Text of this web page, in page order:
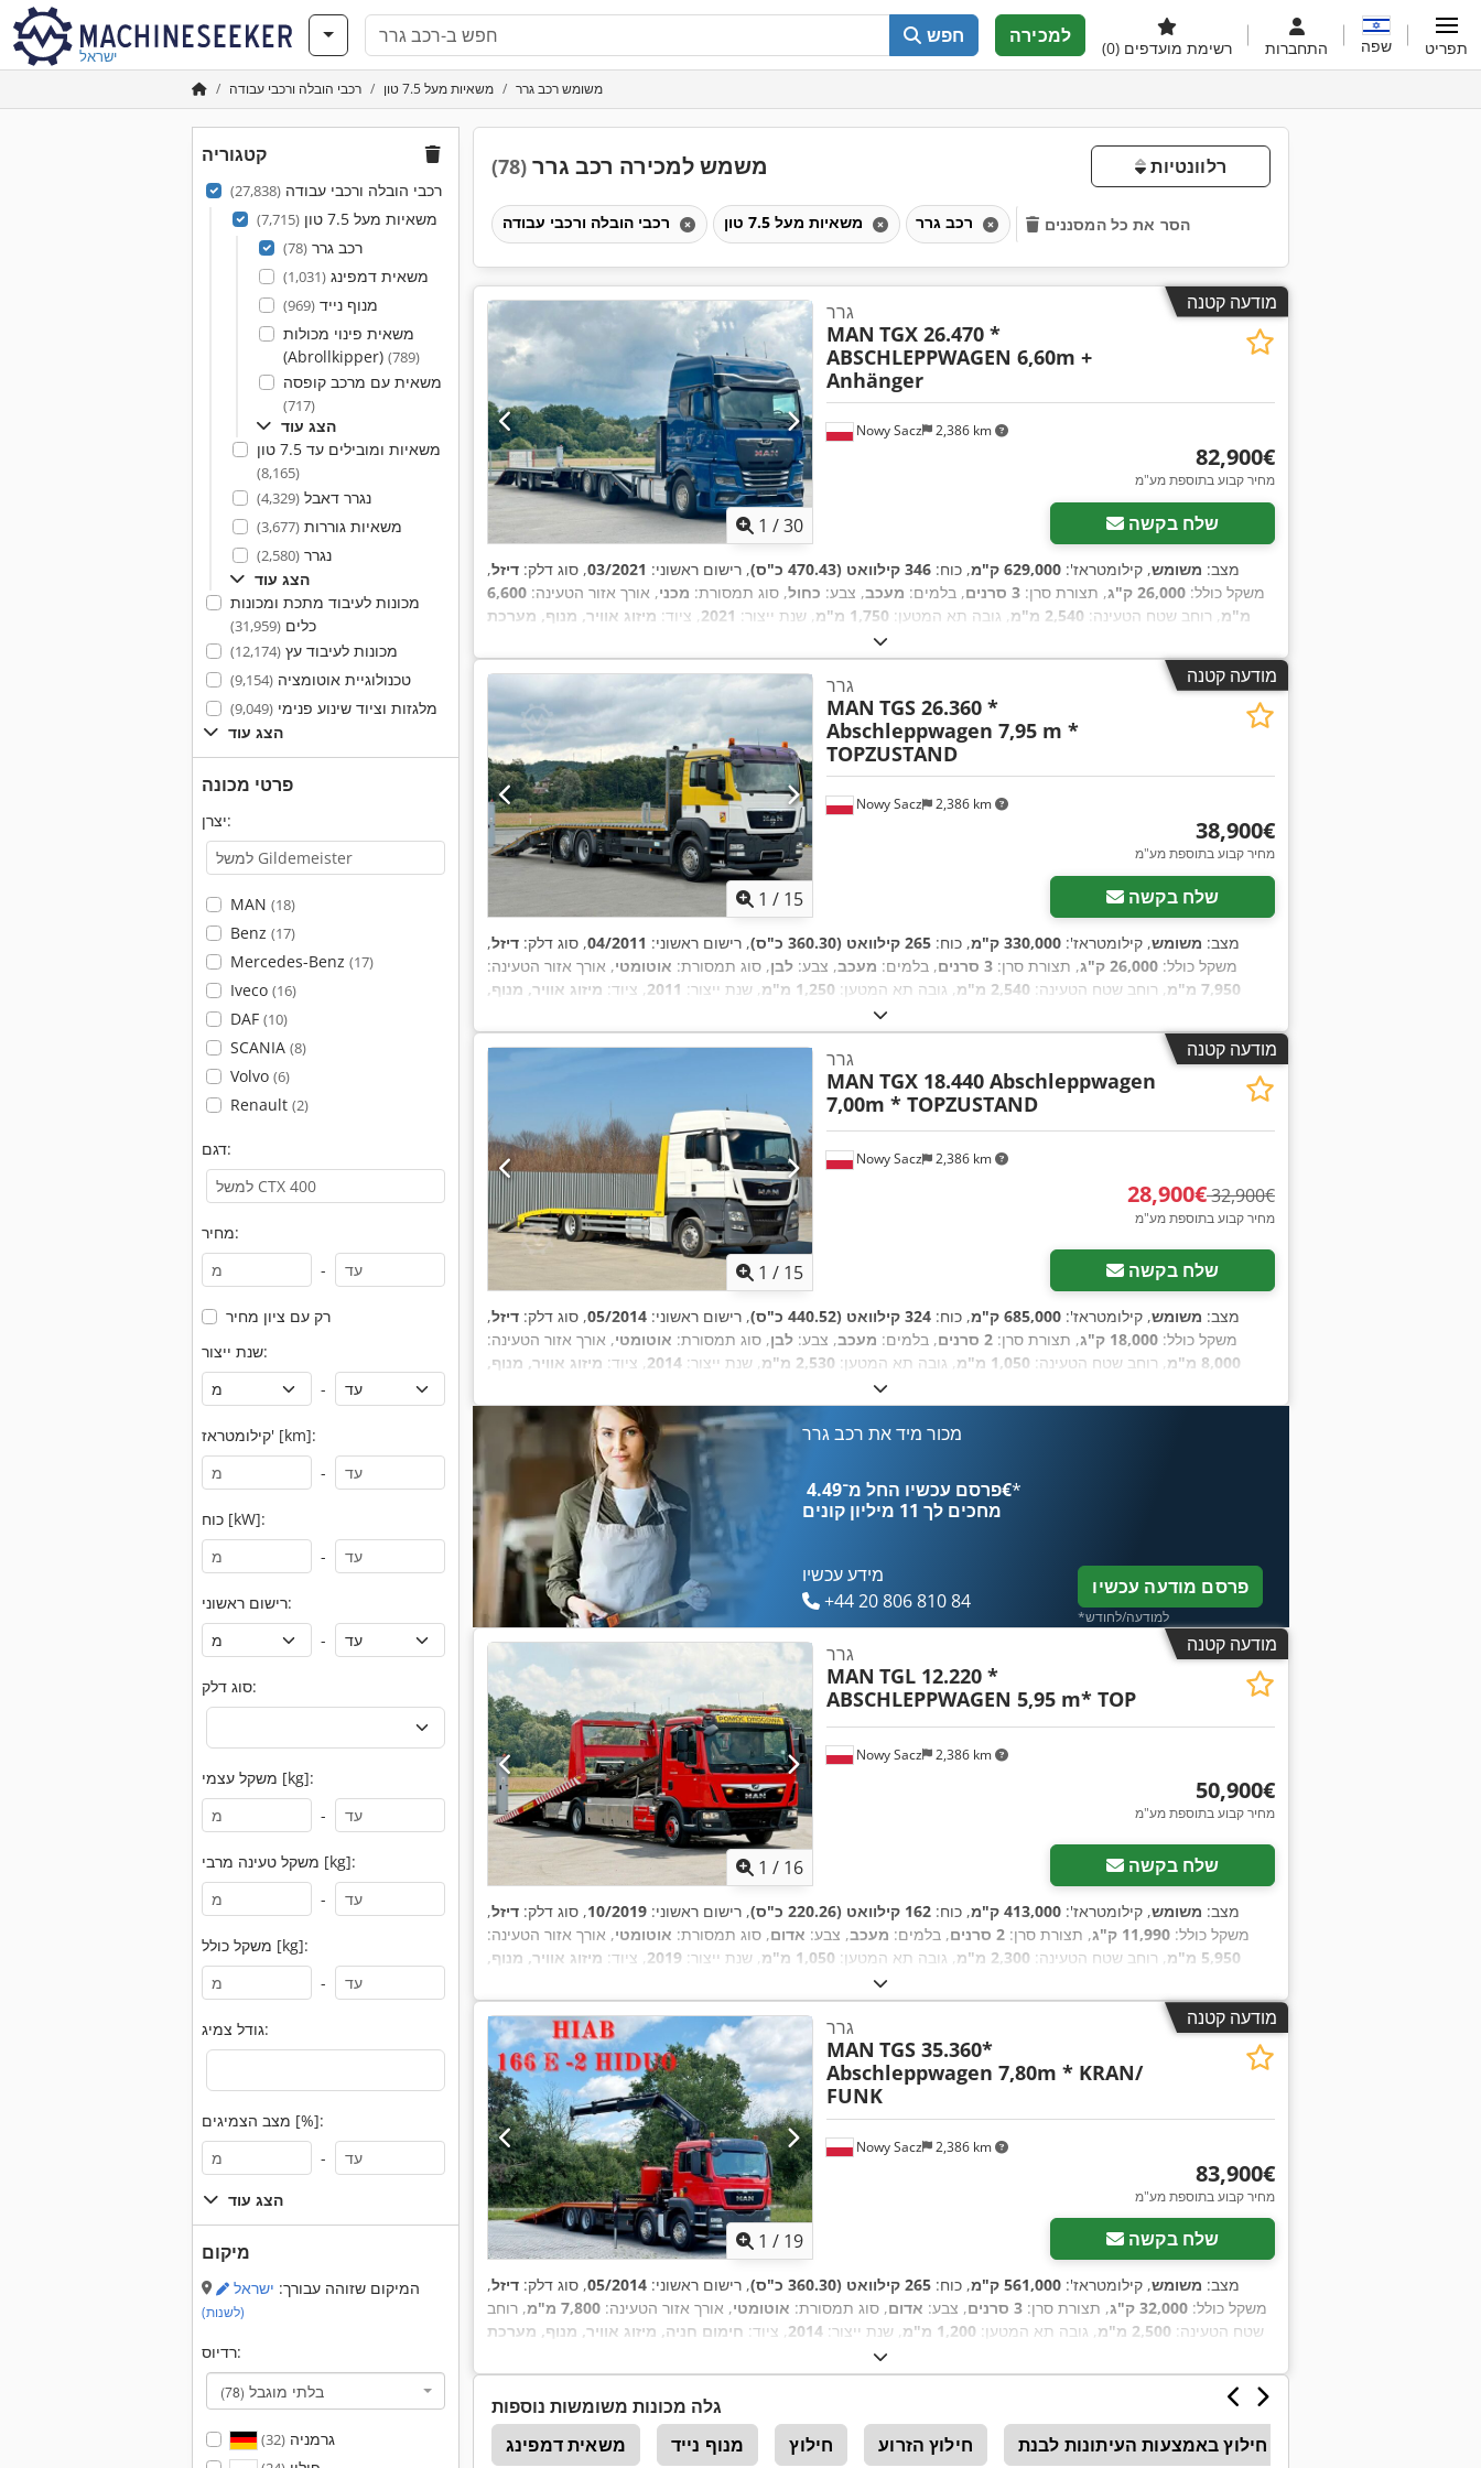
ישראל
חפש למכירה
רשימת מועדפים (0) התחברות שפה תפריט
רכבי הובלה ורכבי עבודה משאיות מעל 7.5 טון משומש רכב גרר
קטגוריה
רכבי הובלה ורכבי עבודה(27,838)
משאיות מעל 7.5 טון (7,715)
רכב גרר(78)
משאית דמפינג(1,031)
מנוף נייד(969)
משאית פינוי מכולות
(Abrollkipper) (789)
משאית עם מרכב קופסה
(717)
הצג עוד
משאיות ומובילים עד 7.5 טון
(8,165)
נגרר דאבל(4,329)
משאיות גוררות(3,677)
נגרר(2,580)
הצג עוד
מכונות לעיבוד מתכת ומכונות
כלים(31,959)
מכונות לעיבוד עץ(12,174)
טכנולוגיית אוטומציה(9,154)
מלגזות וציוד שינוע פנימי(9,049)
הצג עוד
פרטי מכונה
יצרן:
MAN (18)
Benz (17)
Mercedes-Benz (17)
Iveco (16)
DAF (10)
SCANIA (8)
Volvo (6)
Renault (2)
דגם:
מחיר:
-
רק עם ציון מחיר
שנת ייצור:
-
קילומטראז' [km]:
-
כוח [kW]:
-
רישום ראשוני:
-
סוג דלק:
משקל עצמי [kg]:
-
משקל טעינה מרבי [kg]:
-
משקל כולל [kg]:
-
גודל צמיג:
מצב הצמיגים [%]:
-
הצג עוד
מיקום
המיקום שזוהה עבורך: ישראל
(לשנות)
רדיוס:
בלתי מוגבל (78)
גרמניה(32)
משמש למכירה רכב גרר (78) רלוונטיות
הסר את כל המסננים
מודעה קטנה
1 /30
Nowy Sacz 2,386 km
גרר
MAN TGX 26.470 *
ABSCHLEPPWAGEN 6,60m +
Anhänger
‏82,900 ‏€
מחיר קבוע בתוספת מע"מ
שלח בקשה
מצב: משומש, קילומטראז': 629,000 ק"מ , כוח: 346 קילוואט (470.43 כ"ס) , רישום ראשוני: 03/2021, סוג דלק: דיזל,
משקל כולל: 26,000 ק"ג , תצורת סרן: 3 סרנים , בלמים: מעכב, צבע: כחול, סוג תמסורת: מכני, אורך אזור הטעינה: 6,600
מ"מ, רוחב שטח הטעינה: 2,540 מ"מ , גובה תא המטען: 1,750 מ"מ , שנת ייצור: 2021, ציוד: מיזוג אוויר, מנוף, מערכת
מודעה קטנה
1 / 15
Nowy Sacz 2,386 km
גרר
MAN TGS 26.360 *
Abschleppwagen 7,95 m *
TOPZUSTAND
‏38,900 ‏€
מחיר קבוע בתוספת מע"מ
שלח בקשה
מצב: משומש, קילומטראז': 330,000 ק"מ , כוח: 265 קילוואט (360.30 כ"ס) , רישום ראשוני: 04/2011, סוג דלק: דיזל,
משקל כולל: 26,000 ק"ג , תצורת סרן: 3 סרנים , בלמים: מעכב, צבע: לבן, סוג תמסורת: אוטומטי, אורך אזור הטעינה:
7,950 מ"מ
, רוחב שטח הטעינה: 2,540 מ"מ , גובה תא המטען: 1,250 מ"מ , שנת ייצור: 2011, ציוד: מיזוג אוויר, מנוף,
מודעה קטנה
1 / 15
Nowy Sacz 2,386 km
גרר
MAN TGX 18.440 Abschleppwagen
7,00m * TOPZUSTAND
‏28,900 ‏€ ‏32,900 ‏€
מחיר קבוע בתוספת מע"מ
שלח בקשה
מצב: משומש, קילומטראז': 685,000 ק"מ , כוח: 324 קילוואט (440.52 כ"ס) , רישום ראשוני: 05/2014, סוג דלק: דיזל,
משקל כולל: 18,000 ק"ג , תצורת סרן: 2 סרנים , בלמים: מעכב, צבע: לבן, סוג תמסורת: אוטומטי, אורך אזור הטעינה:
8,000 מ"מ
, רוחב שטח הטעינה: 1,050 מ"מ , גובה תא המטען: 2,530 מ"מ , שנת ייצור: 2014, ציוד: מיזוג אוויר, מנוף,
מכור מיד את רכב גרר
פרסם עכשיו החל מ־‏4.49 ‏€*
מחכים לך 11 מיליון קונים
מידע עכשיו
+44 20 806 810 84
פרסם מודעה עכשיו
*למודעה/לחודש
מודעה קטנה
1 / 16
Nowy Sacz 2,386 km
גרר
MAN TGL 12.220 *
ABSCHLEPPWAGEN 5,95 m* TOP
‏50,900 ‏€
מחיר קבוע בתוספת מע"מ
שלח בקשה
מצב: משומש, קילומטראז': 413,000 ק"מ , כוח: 162 קילוואט (220.26 כ"ס) , רישום ראשוני: 10/2019, סוג דלק: דיזל,
משקל כולל: 11,990 ק"ג , תצורת סרן: 2 סרנים , בלמים: מעכב, צבע: אדום, סוג תמסורת: אוטומטי, אורך אזור הטעינה:
5,950 מ"מ
, רוחב שטח הטעינה: 2,300 מ"מ , גובה תא המטען: 1,050 מ"מ , שנת ייצור: 2019, ציוד: מיזוג אוויר, מנוף,
מודעה קטנה
1 / 19
Nowy Sacz 2,386 km
גרר
MAN TGS 35.360*
Abschleppwagen 7,80m * KRAN/
FUNK
‏83,900 ‏€
מחיר קבוע בתוספת מע"מ
שלח בקשה
מצב: משומש, קילומטראז': 561,000 ק"מ , כוח: 265 קילוואט (360.30 כ"ס) , רישום ראשוני: 05/2014, סוג דלק: דיזל,
משקל כולל: 32,000 ק"ג , תצורת סרן: 3 סרנים , צבע: אדום, סוג תמסורת: אוטומטי, אורך אזור הטעינה: 7,800 מ"מ
, רוחב
שטח הטעינה: 2,500 מ"מ , גובה תא המטען: 1,200 מ"מ , שנת ייצור: 2014, ציוד: חימום חניה, מיזוג אוויר, מנוף, מערכת
גלה מכונות משומשות נוספות
משאית דמפינג
מנוף נייד חילוץ חילוץ הזרוע חילוץ באמצעות העיתונות לבנת Iveco Stralis 360 M A N Tgs 18440